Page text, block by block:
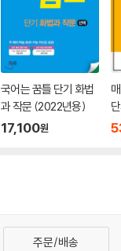
국어는 꿈틀 단기 화법
과 작문 (2022년용)
17,100원
주문/배송